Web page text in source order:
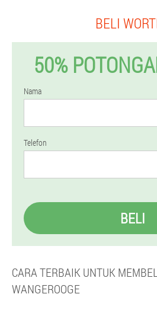
BELI
50%
Nama
Telefon
BELI
CARA TERBAIK UNTUK
WANGEROOGE